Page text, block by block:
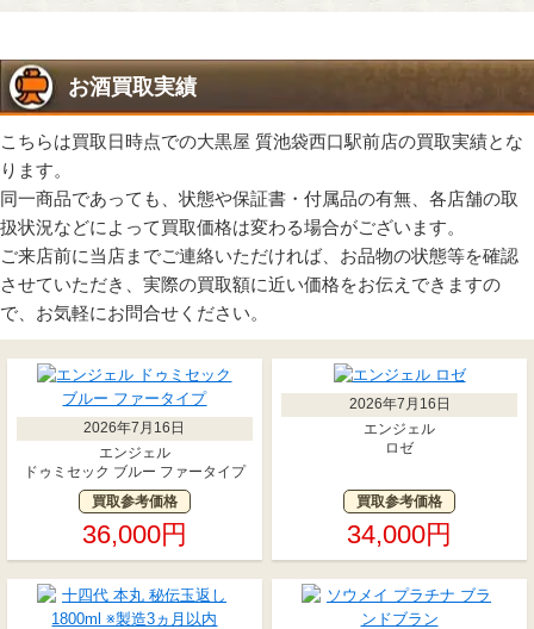
お酒買取実績
こちらは買取日時点での大黒屋 質池袋西口駅前店の買取実績とな
ります。
同一商品であっても、状態や保証書・付属品の有無、各店舗の取
扱状況などによって買取価格は変わる場合がございます。
ご来店前に当店までご連絡いただければ、お品物の状態等を確認
させていただき、実際の買取額に近い価格をお伝えできますの
で、お気軽にお問合せください。
2026年7月16日
エンジェル
ドゥミセック ブルー ファータイプ
買取参考価格
36,000円
2026年7月16日
エンジェル
ロゼ
買取参考価格
34,000円